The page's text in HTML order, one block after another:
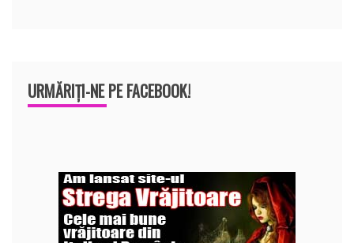
URMĂRIȚI-NE PE FACEBOOK!